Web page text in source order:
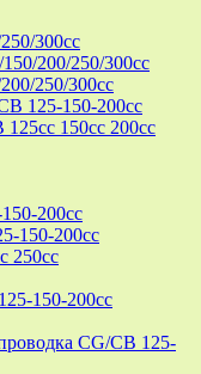
300cc
200/250/300cc
250/300cc
125-150-200cc
150cc 200cc
200cc
150-200cc
250cc
150-200cc
CG/CB 125-